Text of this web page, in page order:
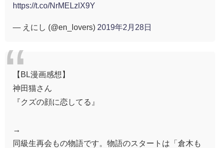
https://t.co/NrMELzlX9Y
— えにし (@en_lovers) 2019年2月28日
【BL漫画感想】
神田猫さん
『クズの顔に恋してる』
→
同級生再会もの物語です。物語のスタートは「倉木も